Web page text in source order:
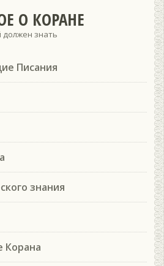
О КОРАНЕ
знать
Писания
знания
Корана